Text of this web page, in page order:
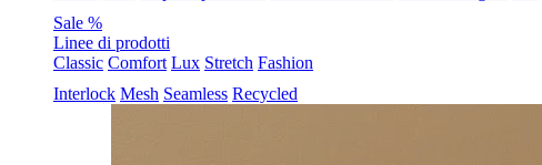
Sale %
Linee di prodotti
Classic Comfort Lux Stretch Fashion
Interlock Mesh Seamless Recycled